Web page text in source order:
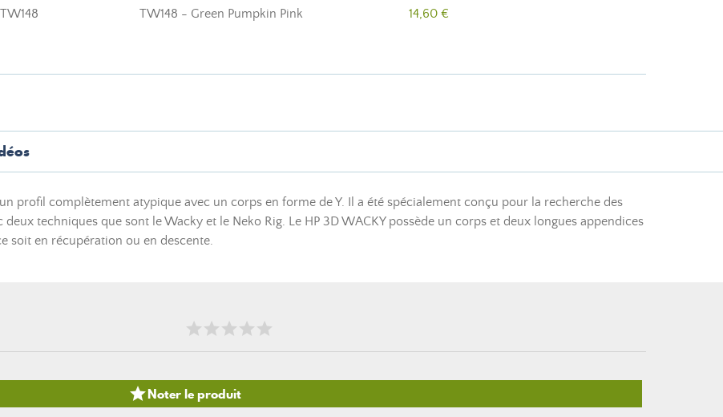
TW148 - Green Pumpkin Pink 14,60 €
profil complètement atypique avec un corps en forme de Y. Il a été spécialement conçu pour la recherche des
deux techniques que sont le Wacky et le Neko Rig. Le HP 3D WACKY possède un corps et deux longues appendices
soit en récupération ou en descente.
Noter le produit